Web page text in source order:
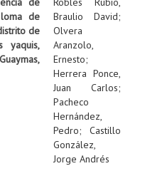
de
de
yaquis,
Braulio David;
Olvera
Aranzolo,
Ernesto;
Herrera Ponce,
Juan Carlos;
Pacheco
Hernández,
Pedro; Castillo
González,
Jorge Andrés